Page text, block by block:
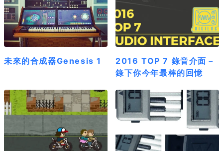
未來的合成器Genesis 1
2016 TOP 7 錄音介面－
錄下你今年最棒的回憶